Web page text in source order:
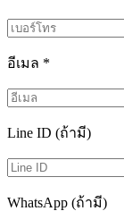
อีเมล *
Line ID (ถ้ามี)
WhatsApp (ถ้ามี)